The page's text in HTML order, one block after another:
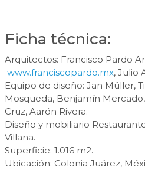
Ficha técnica:
Arquitectos: Francisco Pardo
www.franciscopardo.mx, Julio
Equipo de diseño: Jan Müller,
Mosqueda, Benjamín
Cruz, Aarón Rivera.
Diseño y mobiliario Restaurante
Villana.
Superficie: 1.016 m2.
Ubicación: Colonia Juárez,